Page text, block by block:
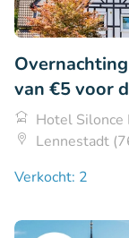
van €5 voor
Hotel
Lennestadt
Verkocht: 2